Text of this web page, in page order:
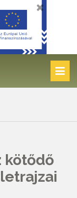
kötődő